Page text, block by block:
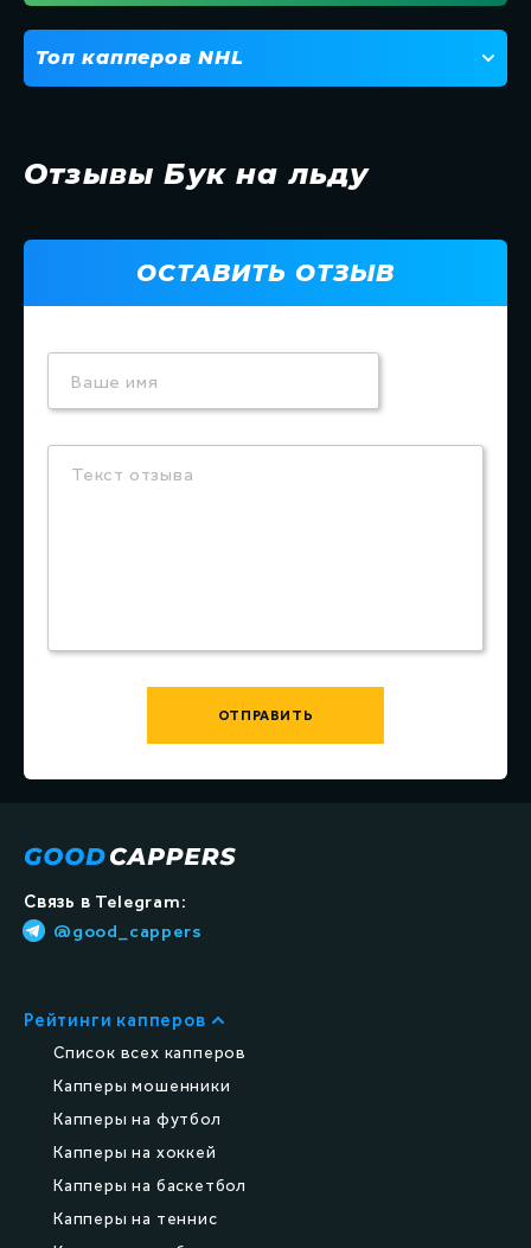
Отзывы Бук на льду
ОСТАВИТЬ ОТЗЫВ
Ваше имя
Текст отзыва
ОТПРАВИТЬ
Топ капперов NHL
2 Сливаем Випы
Связь в Telegram:
@good_cappers
Рейтинги капперов
Список всех капперов
Капперы мошенники
Капперы на футбол
Капперы на хоккей
Капперы на баскетбол
Капперы на теннис